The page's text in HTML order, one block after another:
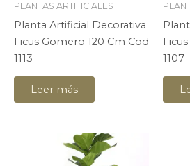
PLANTAS ARTIFICIALES
Planta Artificial Decorativa
Ficus Gomero 120 Cm Cod
1113
Leer más
1107